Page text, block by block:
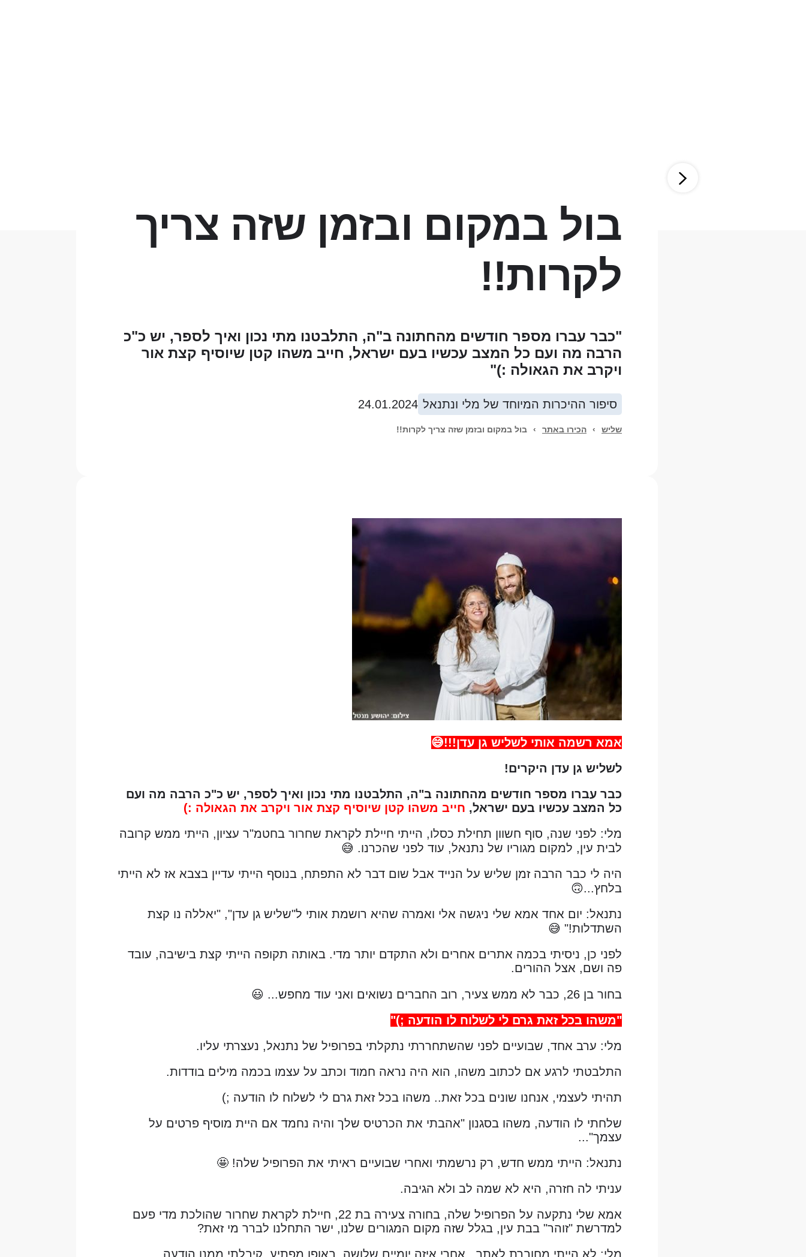
בול במקום ובזמן שזה צריך
לקרות!!
"כבר עברו מספר חודשים מהחתונה ב"ה, התלבטנו מתי נכון ואיך לספר, יש כ"כ
הרבה מה ועם כל המצב עכשיו בעם ישראל, חייב משהו קטן שיוסיף קצת אור
ויקרב את הגאולה :)"
סיפור ההיכרות המיוחד של מלי ונתנאל 24.01.2024
שליש › הכירו באתר › בול במקום ובזמן שזה צריך לקרות!!
אמא רשמה אותי לשליש גן עדן!!!😅
לשליש גן עדן היקרים!
כבר עברו מספר חודשים מהחתונה ב"ה, התלבטנו מתי נכון ואיך לספר, יש כ"כ הרבה מה ועם
כל המצב עכשיו בעם ישראל, חייב משהו קטן שיוסיף קצת אור ויקרב את הגאולה :)
מלי: לפני שנה, סוף חשוון תחילת כסלו, הייתי חיילת לקראת שחרור בחטמ"ר עציון, הייתי ממש קרובה
לבית עין, למקום מגוריו של נתנאל, עוד לפני שהכרנו. 😅
היה לי כבר הרבה זמן שליש על הנייד אבל שום דבר לא התפתח, בנוסף הייתי עדיין בצבא אז לא הייתי
בלחץ...🙃
נתנאל: יום אחד אמא שלי ניגשה אלי ואמרה שהיא רושמת אותי ל"שליש גן עדן", "יאללה נו קצת
השתדלות!" 😅
לפני כן, ניסיתי בכמה אתרים אחרים ולא התקדם יותר מדי. באותה תקופה הייתי קצת בישיבה, עובד
פה ושם, אצל ההורים.
בחור בן 26, כבר לא ממש צעיר, רוב החברים נשואים ואני עוד מחפש... 😃
"משהו בכל זאת גרם לי לשלוח לו הודעה ;)"
מלי: ערב אחד, שבועיים לפני שהשתחררתי נתקלתי בפרופיל של נתנאל, נעצרתי עליו.
התלבטתי לרגע אם לכתוב משהו, הוא היה נראה חמוד וכתב על עצמו בכמה מילים בודדות.
תהיתי לעצמי, אנחנו שונים בכל זאת.. משהו בכל זאת גרם לי לשלוח לו הודעה ;)
שלחתי לו הודעה, משהו בסגנון "אהבתי את הכרטיס שלך והיה נחמד אם היית מוסיף פרטים על
עצמך"...
נתנאל: הייתי ממש חדש, רק נרשמתי ואחרי שבועיים ראיתי את הפרופיל שלה! 🤩
עניתי לה חזרה, היא לא שמה לב ולא הגיבה.
אמא שלי נתקעה על הפרופיל שלה, בחורה צעירה בת 22, חיילת לקראת שחרור שהולכת מדי פעם
למדרשת "זוהר" בבת עין, בגלל שזה מקום המגורים שלנו, ישר התחלנו לברר מי זאת?
מלי: לא הייתי מחוברת לאתר...אחרי איזה יומיים שלושה, באופן מפתיע, קיבלתי ממנו הודעה